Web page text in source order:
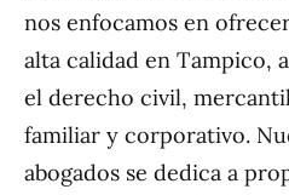
nos enfocamos en
alta calidad en Tampico,
el derecho civil,
familiar y corporativo.
abogados se dedica a